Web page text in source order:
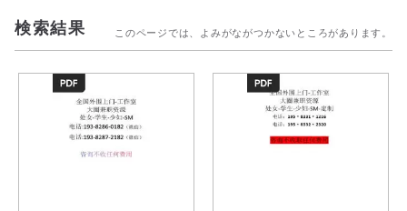
を
調
べ
よ
検索結果 このページでは、よみがながつかないところがあります。